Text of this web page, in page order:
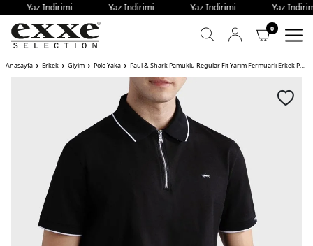
- Yaz İndirimi - Yaz İndirimi - Yaz İndirimi - Yaz
0
Anasayfa Erkek Giyim Polo Yaka Paul & Shark Pamuklu Regular Fit Yarım Fermuarlı Erkek Polo Yaka T Shirt